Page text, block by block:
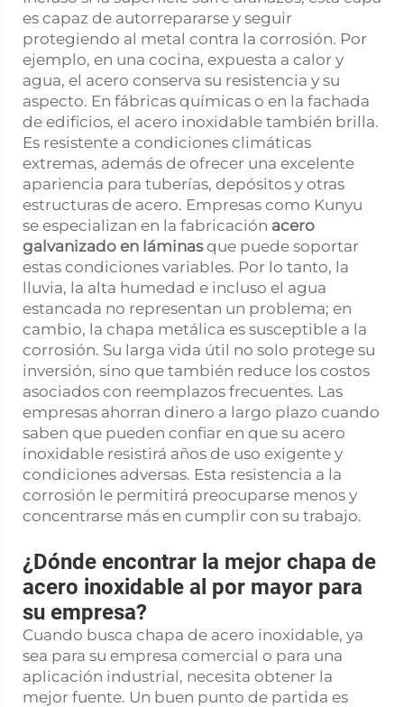
es capaz de autorrepararse y seguir
protegiendo al metal contra la corrosión. Por
ejemplo, en una cocina, expuesta a calor y
agua, el acero conserva su resistencia y su
aspecto. En fábricas químicas o en la fachada
de edificios, el acero inoxidable también brilla.
Es resistente a condiciones climáticas
extremas, además de ofrecer una excelente
apariencia para tuberías, depósitos y otras
estructuras de acero. Empresas como Kunyu
se especializan en la fabricación acero
galvanizado en láminasque puede soportar
estas condiciones variables. Por lo tanto, la
lluvia, la alta humedad e incluso el agua
estancada no representan un problema; en
cambio, la chapa metálica es susceptible a la
corrosión. Su larga vida útil no solo protege su
inversión, sino que también reduce los costos
asociados con reemplazos frecuentes. Las
empresas ahorran dinero a largo plazo cuando
saben que pueden confiar en que su acero
inoxidable resistirá años de uso exigente y
condiciones adversas. Esta resistencia a la
corrosión le permitirá preocuparse menos y
concentrarse más en cumplir con su trabajo.
¿Dónde encontrar la mejor chapa de
acero inoxidable al por mayor para
su empresa?
Cuando busca chapa de acero inoxidable, ya
sea para su empresa comercial o para una
aplicación industrial, necesita obtener la
mejor fuente. Un buen punto de partida es